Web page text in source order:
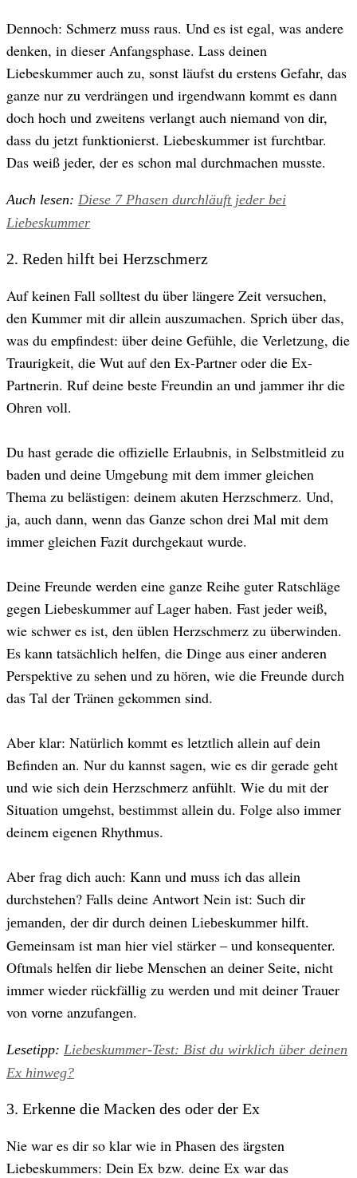
Dennoch: Schmerz muss raus. Und es ist egal, was andere
denken, in dieser Anfangsphase. Lass deinen
Liebeskummer auch zu, sonst läufst du erstens Gefahr, das
ganze nur zu verdrängen und irgendwann kommt es dann
doch hoch und zweitens verlangt auch niemand von dir,
dass du jetzt funktionierst. Liebeskummer ist furchtbar.
Das weiß jeder, der es schon mal durchmachen musste.
Auch lesen: Diese 7 Phasen durchläuft jeder bei
Liebeskummer
2. Reden hilft bei Herzschmerz
Auf keinen Fall solltest du über längere Zeit versuchen,
den Kummer mit dir allein auszumachen. Sprich über das,
was du empfindest: über deine Gefühle, die Verletzung, die
Traurigkeit, die Wut auf den Ex-Partner oder die Ex-
Partnerin. Ruf deine beste Freundin an und jammer ihr die
Ohren voll.
Du hast gerade die offizielle Erlaubnis, in Selbstmitleid zu
baden und deine Umgebung mit dem immer gleichen
Thema zu belästigen: deinem akuten Herzschmerz. Und,
ja, auch dann, wenn das Ganze schon drei Mal mit dem
immer gleichen Fazit durchgekaut wurde.
Deine Freunde werden eine ganze Reihe guter Ratschläge
gegen Liebeskummer auf Lager haben. Fast jeder weiß,
wie schwer es ist, den üblen Herzschmerz zu überwinden.
Es kann tatsächlich helfen, die Dinge aus einer anderen
Perspektive zu sehen und zu hören, wie die Freunde durch
das Tal der Tränen gekommen sind.
Aber klar: Natürlich kommt es letztlich allein auf dein
Befinden an. Nur du kannst sagen, wie es dir gerade geht
und wie sich dein Herzschmerz anfühlt. Wie du mit der
Situation umgehst, bestimmst allein du. Folge also immer
deinem eigenen Rhythmus.
Aber frag dich auch: Kann und muss ich das allein
durchstehen? Falls deine Antwort Nein ist: Such dir
jemanden, der dir durch deinen Liebeskummer hilft.
Gemeinsam ist man hier viel stärker – und konsequenter.
Oftmals helfen dir liebe Menschen an deiner Seite, nicht
immer wieder rückfällig zu werden und mit deiner Trauer
von vorne anzufangen.
Lesetipp: Liebeskummer-Test: Bist du wirklich über deinen
Ex hinweg?
3. ​Erkenne die Macken des oder der Ex
Nie war es dir so klar wie in Phasen des ärgsten
Liebeskummers: Dein Ex bzw. deine Ex war das